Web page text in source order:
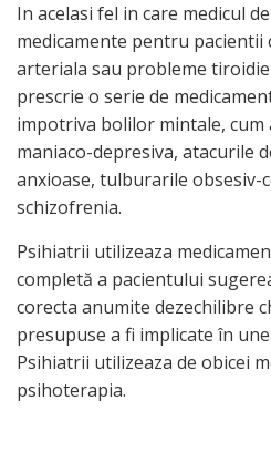
In acelasi fel in care medicul
medicamente pentru pacientii
arteriala sau probleme
prescrie o serie de
impotriva bolilor mintale,
maniaco-depresiva, atacurile
anxioase, tulburarile obsesiv-
schizofrenia.
Psihiatrii utilizeaza
completă a pacientului
corecta anumite dezechilibre
presupuse a fi implicate în
Psihiatrii utilizeaza de obicei
psihoterapia.